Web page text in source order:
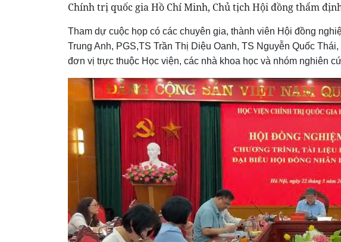
Chính trị quốc gia Hồ Chí Minh, Chủ tịch Hội đồng thẩm
Tham dự cuộc họp có các chuyên gia, thành viên Hội đồng
Trung Anh, PGS,TS Trần Thị Diệu Oanh, TS Nguyễn Quốc
đơn vị trực thuộc Học viện, các nhà khoa học và nhóm nghiên